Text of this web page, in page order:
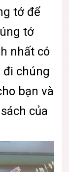
tớ để
tớ
nhất có
đi chúng
bạn và
của